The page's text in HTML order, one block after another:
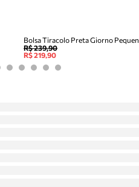
Bolsa Tiracolo Preta Giorno
R$ 239,90
R$ 219,90